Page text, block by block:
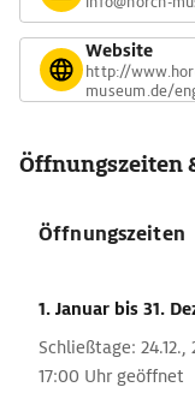
Website
http://
museum.de/
Öffnungszeiten
Öffnungszeiten
1. Januar bis 31.
Schließtage: 24.12.,
17:00 Uhr geöffnet